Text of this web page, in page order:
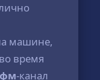
машине,
время
фм-канал